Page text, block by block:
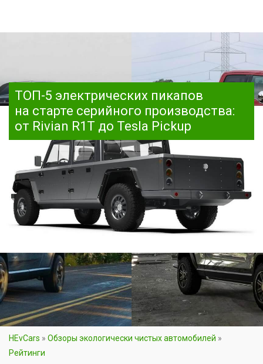
ТОП-5 электрических пикапов
на старте серийного производства:
от Rivian R1T до Tesla Pickup
HEvCars » Обзоры экологически чистых автомобилей »
Рейтинги